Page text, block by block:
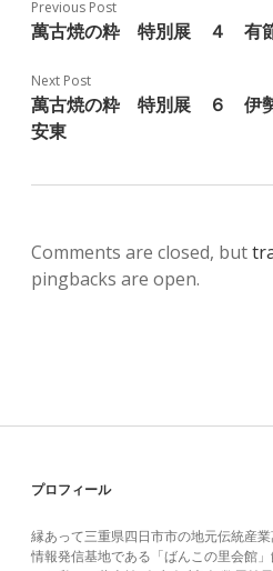
Previous Post
萬古焼の粋 特別展 ４ 有
Next Post
萬古焼の粋 特別展 ６ 伊
安東
Comments are closed, but
pingbacks are open.
Sidebar
プロフィール
縁あって三重県四日市市の地元伝統産
情報発信基地である「ばんこの里会館